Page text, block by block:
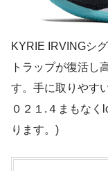
KYRIE IRVINGシ
トラップが復活し
す。手に取りやす
０２１.４まもな
ります。)